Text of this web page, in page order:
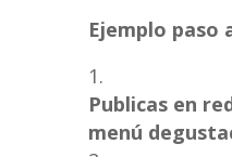
Ejemplo paso
Publicas en
menú